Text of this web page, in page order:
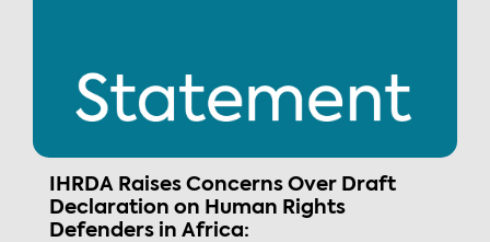
IHRDA Raises Concerns Over Draft
Declaration on Human Rights
Defenders in Africa: